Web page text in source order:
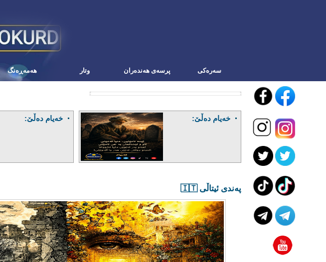
هه‌مه‌ڕه‌نگ وتار پرسەی هەندەران سه‌ره‌کی
خەیام دەڵێ: خەیام دەڵێ:
پەندی ئیتاڵی 🇮🇹